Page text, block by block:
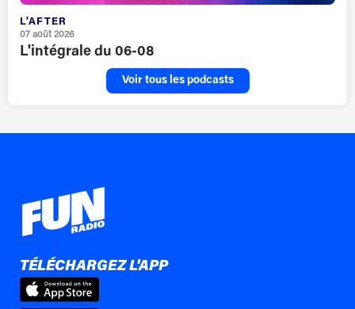
L'AFTER
07 août 2026
L'intégrale du 06-08
Voir tous les podcasts
TÉLÉCHARGEZ L'APP